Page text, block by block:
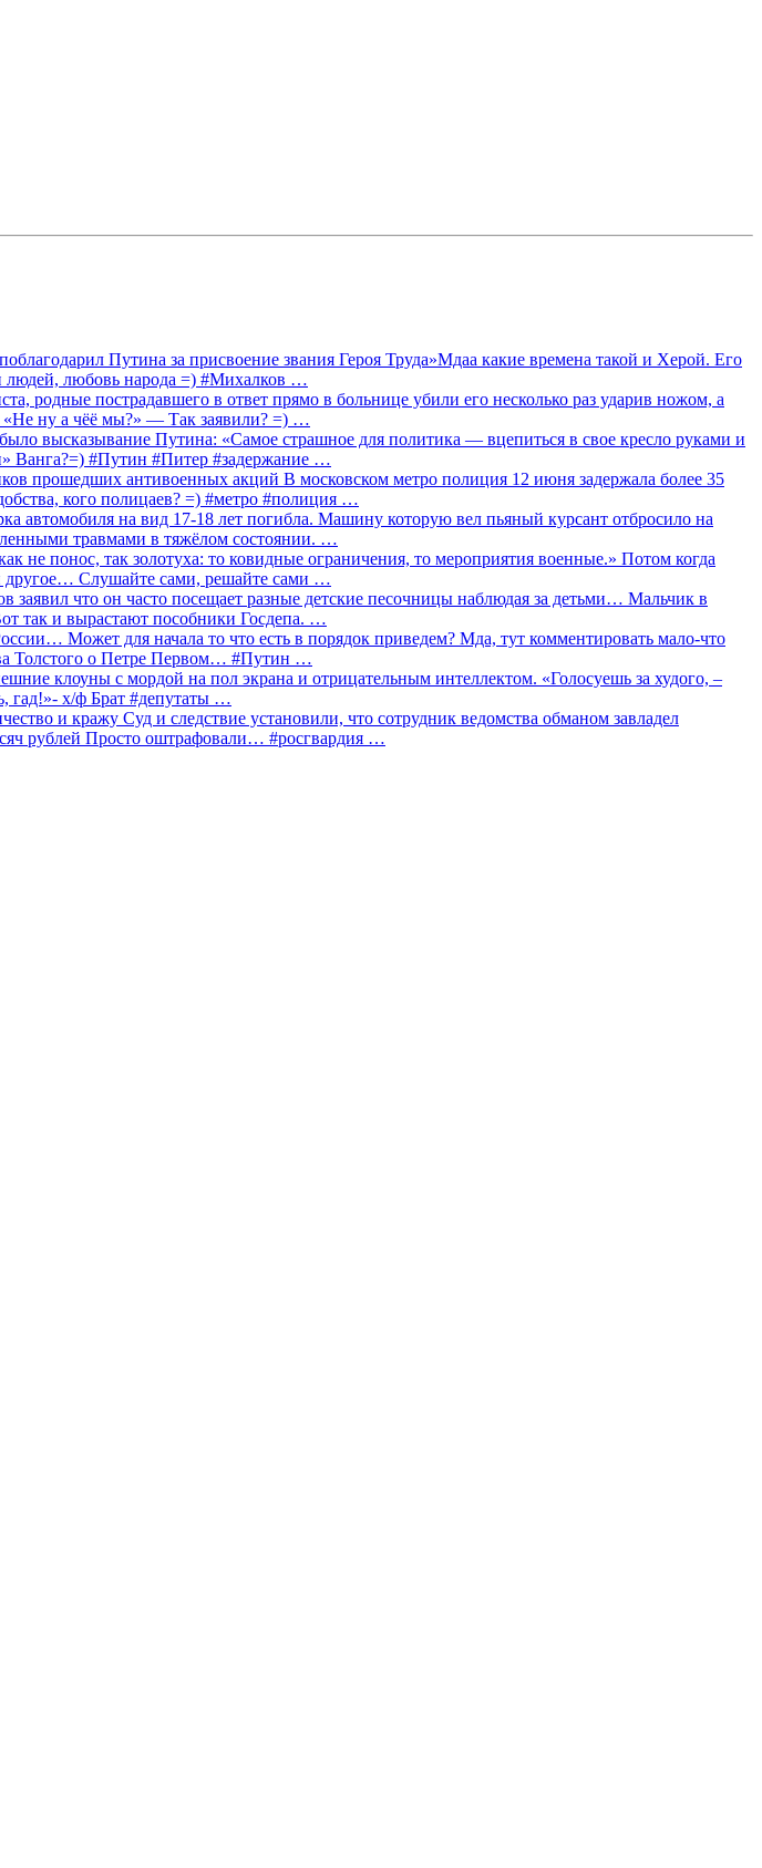
Путина за присвоение звания Героя Труда»Мдаа какие времена такой и Херой. Его
людей, любовь народа =) #Михалков …
родные пострадавшего в ответ прямо в больнице убили его несколько раз ударив ножом, а
«Не ну а чёё мы?» — Так заявили? =) …
высказывание Путина: «Самое страшное для политика — вцепиться в свое кресло руками и
Ванга?=) #Путин #Питер #задержание …
прошедших антивоенных акций В московском метро полиция 12 июня задержала более 35
кого полицаев? =) #метро #полиция …
автомобиля на вид 17-18 лет погибла. Машину которую вел пьяный курсант отбросило на
травмами в тяжёлом состоянии. …
понос, так золотуха: то ковидные ограничения, то мероприятия военные.» Потом когда
другое… Слушайте сами, решайте сами …
что он часто посещает разные детские песочницы наблюдая за детьми… Мальчик в
так и вырастают пособники Госдепа. …
Может для начала то что есть в порядок приведем? Мда, тут комментировать мало-что
Толстого о Петре Первом… #Путин …
клоуны с мордой на пол экрана и отрицательным интеллектом. «Голосуешь за худого, –
гад!»- х/ф Брат #депутаты …
и кражу Суд и следствие установили, что сотрудник ведомства обманом завладел
рублей Просто оштрафовали… #росгвардия …